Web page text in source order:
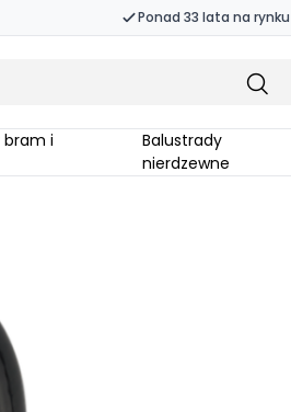
Ponad 33 lata na rynku
Balustrady
nierdzewne